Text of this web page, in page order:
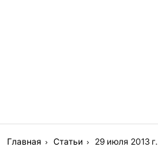
Главная Статьи 29 июля 2013 г.